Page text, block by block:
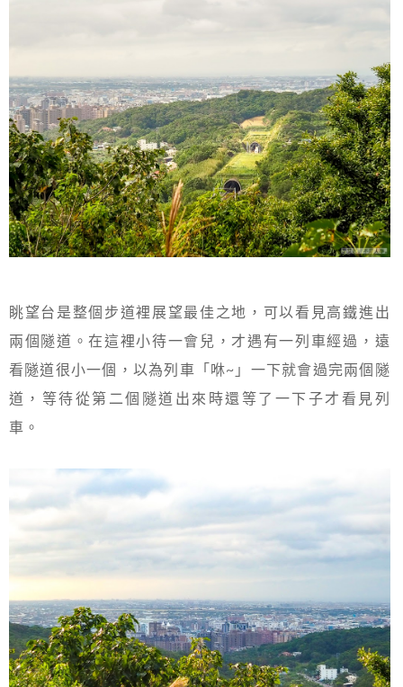
眺望台是整個步道裡展望最佳之地，可以看見高鐵進出
兩個隧道。在這裡小待一會兒，才遇有一列車經過，遠
看隧道很小一個，以為列車「咻~」一下就會過完兩個隧
道，等待從第二個隧道出來時還等了一下子才看見列
車。